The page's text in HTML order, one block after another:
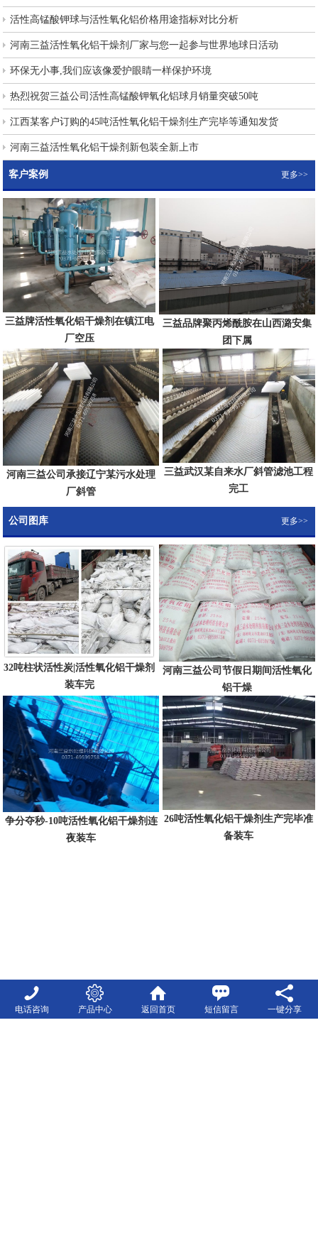
活性高锰酸钾球与活性氧化铝价格用途指标对比分析
河南三益活性氧化铝干燥剂厂家与您一起参与世界地球日活动
环保无小事,我们应该像爱护眼睛一样保护环境
热烈祝贺三益公司活性高锰酸钾氧化铝球月销量突破50吨
江西某客户订购的45吨活性氧化铝干燥剂生产完毕等通知发货
河南三益活性氧化铝干燥剂新包装全新上市
客户案例 更多>>
三益牌活性氧化铝干燥剂在镇江电
厂空压
三益品牌聚丙烯酰胺在山西潞安集
团下属
河南三益公司承接辽宁某污水处理
厂斜管
三益武汉某自来水厂斜管滤池工程
完工
公司图库 更多>>
32吨柱状活性炭|活性氧化铝干燥剂
装车完
河南三益公司节假日期间活性氧化
铝干燥
争分夺秒-10吨活性氧化铝干燥剂连
夜装车
26吨活性氧化铝干燥剂生产完毕准
备装车
电话咨询 产品中心 返回首页 短信留言 一键分享